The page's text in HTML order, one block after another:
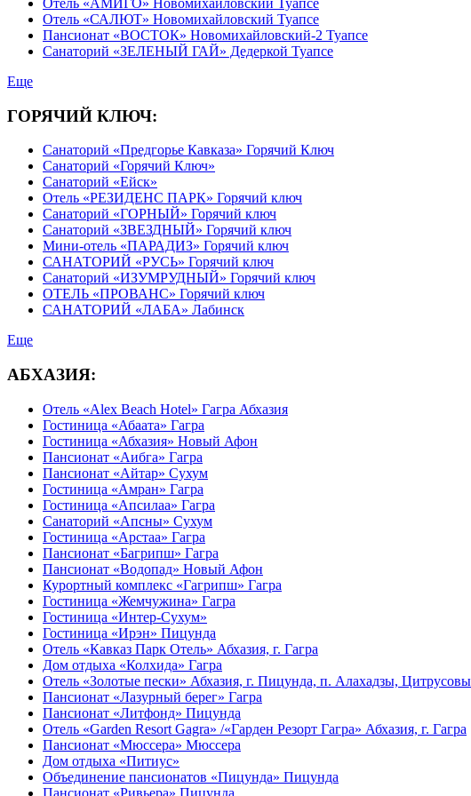
Отель «САЛЮТ» Новомихайловский Туапсе
Пансионат «ВОСТОК» Новомихайловский-2 Туапсе
Санаторий «ЗЕЛЕНЫЙ ГАЙ» Дедеркой Туапсе
Еще
ГОРЯЧИЙ КЛЮЧ:
Санаторий «Предгорье Кавказа» Горячий Ключ
Санаторий «Горячий Ключ»
Санаторий «Ейск»
Отель «РЕЗИДЕНС ПАРК» Горячий ключ
Санаторий «ГОРНЫЙ» Горячий ключ
Санаторий «ЗВЕЗДНЫЙ» Горячий ключ
Мини-отель «ПАРАДИЗ» Горячий ключ
САНАТОРИЙ «РУСЬ» Горячий ключ
Санаторий «ИЗУМРУДНЫЙ» Горячий ключ
ОТЕЛЬ «ПРОВАНС» Горячий ключ
САНАТОРИЙ «ЛАБА» Лабинск
Еще
АБХАЗИЯ:
Отель «Alex Beach Hotel» Гагра Абхазия
Гостиница «Абаата» Гагра
Гостиница «Абхазия» Новый Афон
Пансионат «Аибга» Гагра
Пансионат «Айтар» Сухум
Гостиница «Амран» Гагра
Гостиница «Апсилаа» Гагра
Санаторий «Апсны» Сухум
Гостиница «Арстаа» Гагра
Пансионат «Багрипш» Гагра
Пансионат «Водопад» Новый Афон
Курортный комплекс «Гагрипш» Гагра
Гостиница «Жемчужина» Гагра
Гостиница «Интер-Сухум»
Гостиница «Ирэн» Пицунда
Отель «Кавказ Парк Отель» Абхазия, г. Гагра
Дом отдыха «Колхида» Гагра
Отель «Золотые пески» Абхазия, г. Пицунда, п. Алахадзы,
Пансионат «Лазурный берег» Гагра
Пансионат «Литфонд» Пицунда
Отель «Garden Resort Gagra» /«Гарден Резорт Гагра» Абхазия, г. Гагра
Пансионат «Мюссера» Мюссера
Дом отдыха «Питиус»
Объединение пансионатов «Пицунда» Пицунда
Пансионат «Ривьера» Пицунда